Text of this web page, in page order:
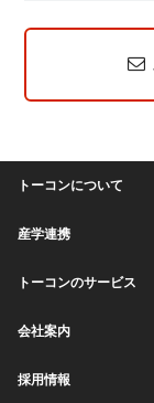
トーコンについて
産学連携
トーコンのサービス
会社案内
採用情報